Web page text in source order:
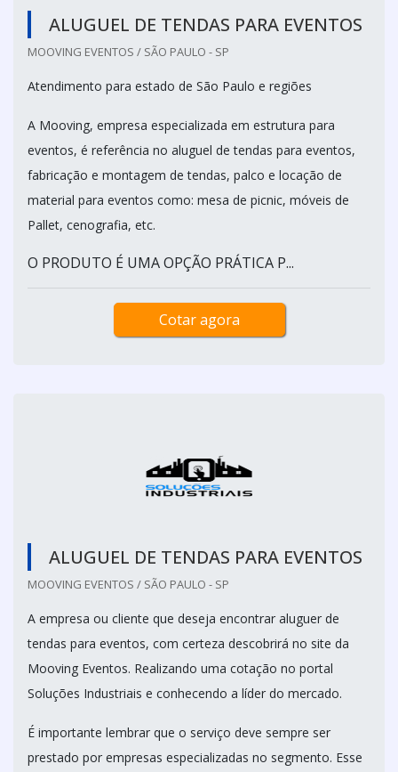
ALUGUEL DE TENDAS PARA EVENTOS
MOOVING EVENTOS / SÃO PAULO - SP
Atendimento para estado de São Paulo e regiões
A Mooving, empresa especializada em estrutura para
eventos, é referência no aluguel de tendas para eventos,
fabricação e montagem de tendas, palco e locação de
material para eventos como: mesa de picnic, móveis de
Pallet, cenografia, etc.
O PRODUTO É UMA OPÇÃO PRÁTICA P...
Cotar agora
ALUGUEL DE TENDAS PARA EVENTOS
MOOVING EVENTOS / SÃO PAULO - SP
A empresa ou cliente que deseja encontrar aluguer de
tendas para eventos, com certeza descobrirá no site da
Mooving Eventos. Realizando uma cotação no portal
Soluções Industriais e conhecendo a líder do mercado.
É importante lembrar que o serviço deve sempre ser
prestado por empresas especializadas no segmento. Esse